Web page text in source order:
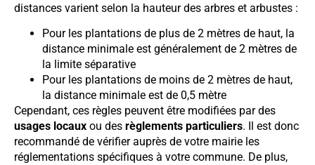
distances varient selon la hauteur des arbres et arbustes :
Pour les plantations de plus de 2 mètres de haut, la
distance minimale est généralement de 2 mètres de
la limite séparative
Pour les plantations de moins de 2 mètres de haut,
la distance minimale est de 0,5 mètre
Cependant, ces règles peuvent être modifiées par des
usages locaux ou des règlements particuliers. Il est donc
recommandé de vérifier auprès de votre mairie les
réglementations spécifiques à votre commune. De plus,